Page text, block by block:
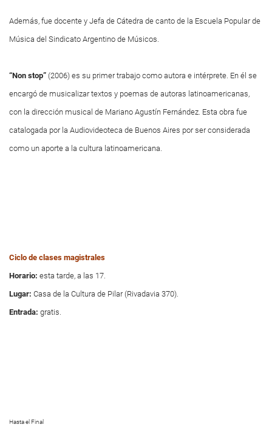
Además, fue docente y Jefa de Cátedra de canto de la Escuela Popular de
Música del Sindicato Argentino de Músicos.
“Non stop” (2006) es su primer trabajo como autora e intérprete. En él se
encargó de musicalizar textos y poemas de autoras latinoamericanas,
con la dirección musical de Mariano Agustín Fernández. Esta obra fue
catalogada por la Audiovideoteca de Buenos Aires por ser considerada
como un aporte a la cultura latinoamericana.
Ciclo de clases magistrales
Horario: esta tarde, a las 17.
Lugar: Casa de la Cultura de Pilar (Rivadavia 370).
Entrada: gratis.
Hasta el Final